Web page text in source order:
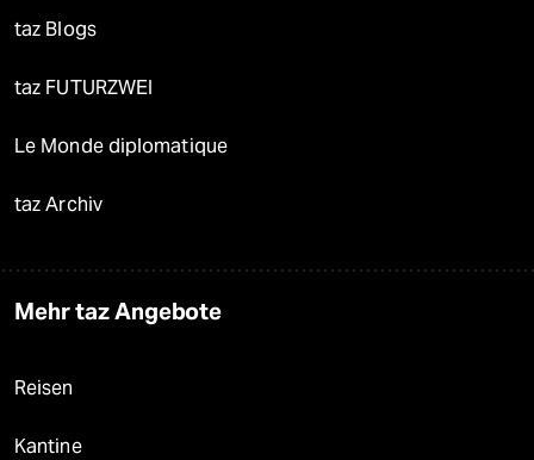
taz Blogs
taz FUTURZWEI
Le Monde diplomatique
taz Archiv
Mehr taz Angebote
Reisen
Kantine